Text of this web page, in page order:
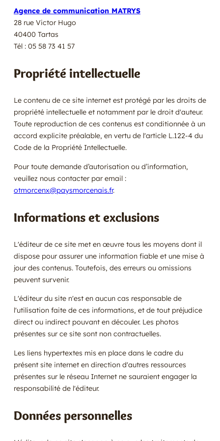
Agence de communication MATRYS
28 rue Victor Hugo
40400 Tartas
Tél : 05 58 73 41 57
Propriété intellectuelle
Le contenu de ce site internet est protégé par les droits de
propriété intellectuelle et notamment par le droit d'auteur.
Toute reproduction de ces contenus est conditionnée à un
accord explicite préalable, en vertu de l'article L.122-4 du
Code de la Propriété Intellectuelle.
Pour toute demande d’autorisation ou d’information,
veuillez nous contacter par email :
otmorcenx@paysmorcenais.fr.
Informations et exclusions
L'éditeur de ce site met en œuvre tous les moyens dont il
dispose pour assurer une information fiable et une mise à
jour des contenus. Toutefois, des erreurs ou omissions
peuvent survenir.
L'éditeur du site n'est en aucun cas responsable de
l'utilisation faite de ces informations, et de tout préjudice
direct ou indirect pouvant en découler. Les photos
présentes sur ce site sont non contractuelles.
Les liens hypertextes mis en place dans le cadre du
présent site internet en direction d'autres ressources
présentes sur le réseau Internet ne sauraient engager la
responsabilité de l'éditeur.
Données personnelles